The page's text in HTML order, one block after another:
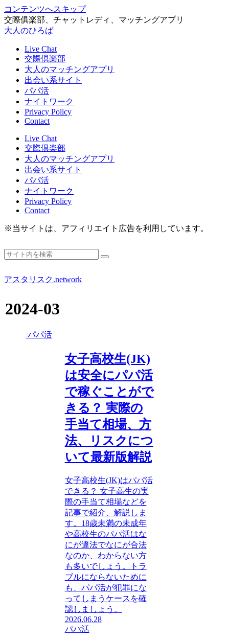
コンテンツへスキップ
交際俱楽部、チャットレディ、マッチングアプリ
大人のひろば
Live Chat
交際倶楽部
大人のマッチングアプリ
出会い系サイト
パパ活
ナイトワーク
Privacy Policy
Contact
Live Chat
交際倶楽部
大人のマッチングアプリ
出会い系サイト
パパ活
ナイトワーク
Privacy Policy
Contact
※当サイトは、アフィリエイト広告を利用しています。
アスタリスク.network
2024-03
パパ活
女子高校生(JK)
は安全にパパ活
で稼ぐことがで
きる？ 実際の
手当て相場、方
法、リスクにつ
いて最新版解説
女子高校生(JK)はパパ活
できる？ 女子高生の実
際の手当て相場などを
記事で紹介、解説しま
す。18歳未満の未成年
や高校生のパパ活はな
にが違法でなにが合法
なのか、わからない方
も多いでしょう。トラ
ブルにならないために
も、パパ活が犯罪にな
ってしまうケースを確
認しましょう。
2026.06.28
パパ活